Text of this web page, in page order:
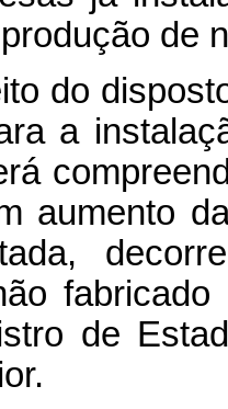
de
do
a
aumento
de